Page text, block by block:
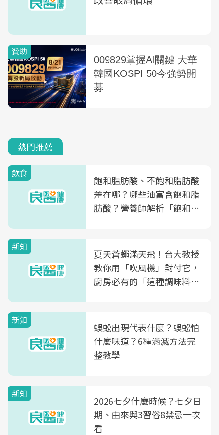
熱門推薦
飲食
飽和脂肪酸、不飽和脂肪酸
差在哪？哪些油富含飽和脂
肪酸？營養師解析「飽和脂
新知
夏天蒼蠅滿天飛！台大教授
教你用「吹風機」對付它，
廚房必有的「這種調味料」
新知
蜈蚣出現代表什麼？蜈蚣怕
什麼味道？6種消滅方法完
整教學
新知
2026七夕什麼時候？七夕日
期、由來與3習俗8禁忌一次
看